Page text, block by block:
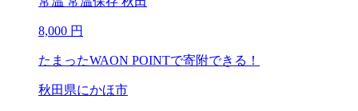
8,000 円
たまったWAON POINTで寄附できる！
秋田県にかほ市